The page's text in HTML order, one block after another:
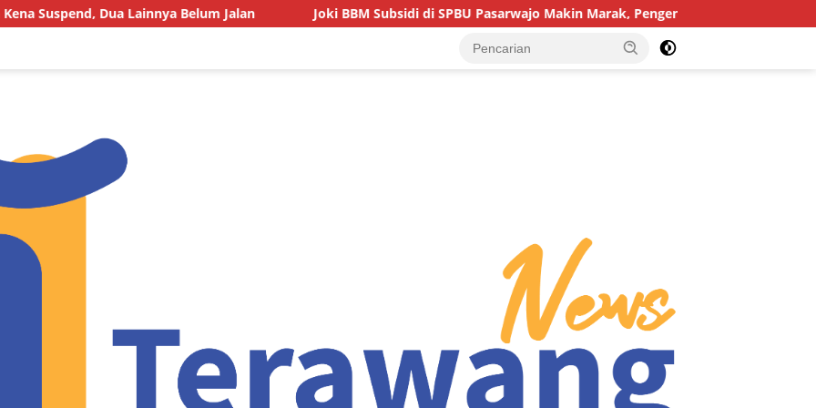
Belum Jalan Joki BBM Subsidi di SPBU Pasarwajo Makin Marak, Pengendara: “Polres Buton Dimana, Masa Mereka